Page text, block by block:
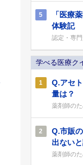
5
「医療
体験記
認定・専
学べる医療ク
1
Q.アセ
量は？
薬剤師の
2
Q.市販
出ない
薬剤師の